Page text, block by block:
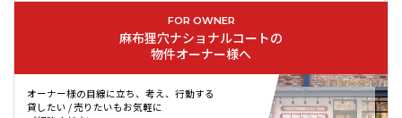
FOR OWNER
麻布狸穴ナショナルコートの
物件オーナー様へ
オーナー様の目線に立ち、考え、行動する
貸したい / 売りたいもお気軽に